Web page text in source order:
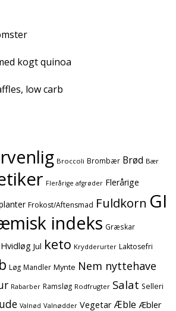
kogt quinoa
low carb
Broccoli Brombær Brød Bær
Flerårige afgrøder Flerårige
Frokost/Aftensmad Fuldkorn GI
indeks Græskar
Hvidløg Jul keto Krydderurter Laktosefri
Løg Mandler Mynte Nem nyttehave
Rabarber Ramsløg Rodfrugter Salat Selleri
Valnød Valnødder Vegetar Æble Æbler